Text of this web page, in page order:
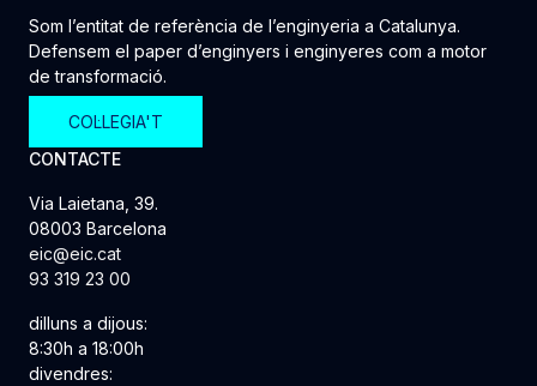
Som l’entitat de referència de l’enginyeria a Catalunya.
Defensem el paper d’enginyers i enginyeres com a motor
de transformació.
COL·LEGIA'T
CONTACTE
Via Laietana, 39.
08003 Barcelona
eic@eic.cat
93 319 23 00
dilluns a dijous:
8:30h a 18:00h
divendres: